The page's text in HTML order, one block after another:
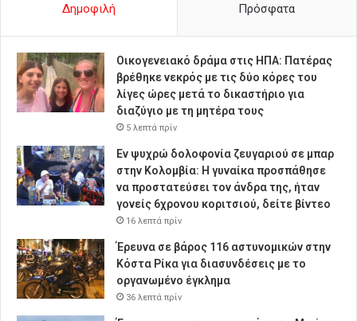
Δημοφιλή Πρόσφατα
Οικογενειακό δράμα στις ΗΠΑ: Πατέρας
βρέθηκε νεκρός με τις δύο κόρες του
λίγες ώρες μετά το δικαστήριο για
διαζύγιο με τη μητέρα τους
5 λεπτά πρίν
Εν ψυχρώ δολοφονία ζευγαριού σε μπαρ
στην Κολομβία: Η γυναίκα προσπάθησε
να προστατεύσει τον άνδρα της, ήταν
γονείς 6χρονου κοριτσιού, δείτε βίντεο
16 λεπτά πρίν
Έρευνα σε βάρος 116 αστυνομικών στην
Κόστα Ρίκα για διασυνδέσεις με το
οργανωμένο έγκλημα
36 λεπτά πρίν